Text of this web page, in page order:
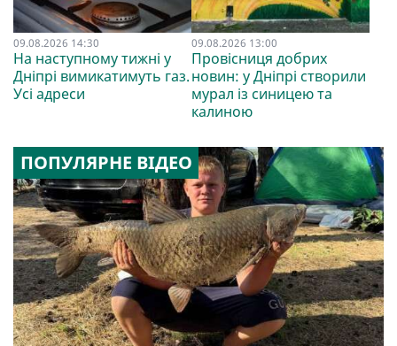
09.08.2026 14:30
На наступному тижні у
Дніпрі вимикатимуть газ.
Усі адреси
09.08.2026 13:00
Провісниця добрих
новин: у Дніпрі створили
мурал із синицею та
калиною
ПОПУЛЯРНЕ ВІДЕО